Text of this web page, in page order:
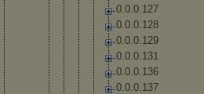
0.0.0.127
0.0.0.128
0.0.0.129
0.0.0.131
0.0.0.136
0.0.0.137